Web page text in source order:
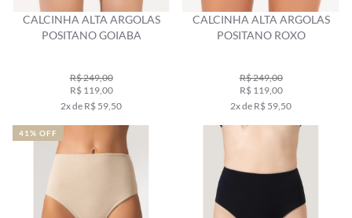
CALCINHA ALTA ARGOLAS
POSITANO GOIABA
R$ 249,00
R$ 119,00
2x de R$ 59,50
CALCINHA ALTA ARGOLAS
POSITANO ROXO
R$ 249,00
R$ 119,00
2x de R$ 59,50
41% OFF